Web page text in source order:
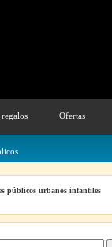
Ofertas
públicos urbanos infantiles